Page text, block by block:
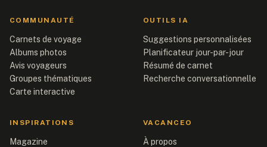
COMMUNAUTÉ
Carnets de voyage
Albums photos
Avis voyageurs
Groupes thématiques
Carte interactive
OUTILS IA
Suggestions personnalisées
Planificateur jour-par-jour
Résumé de carnet
Recherche conversationnelle
INSPIRATIONS
Magazine
VACANCEO
À propos